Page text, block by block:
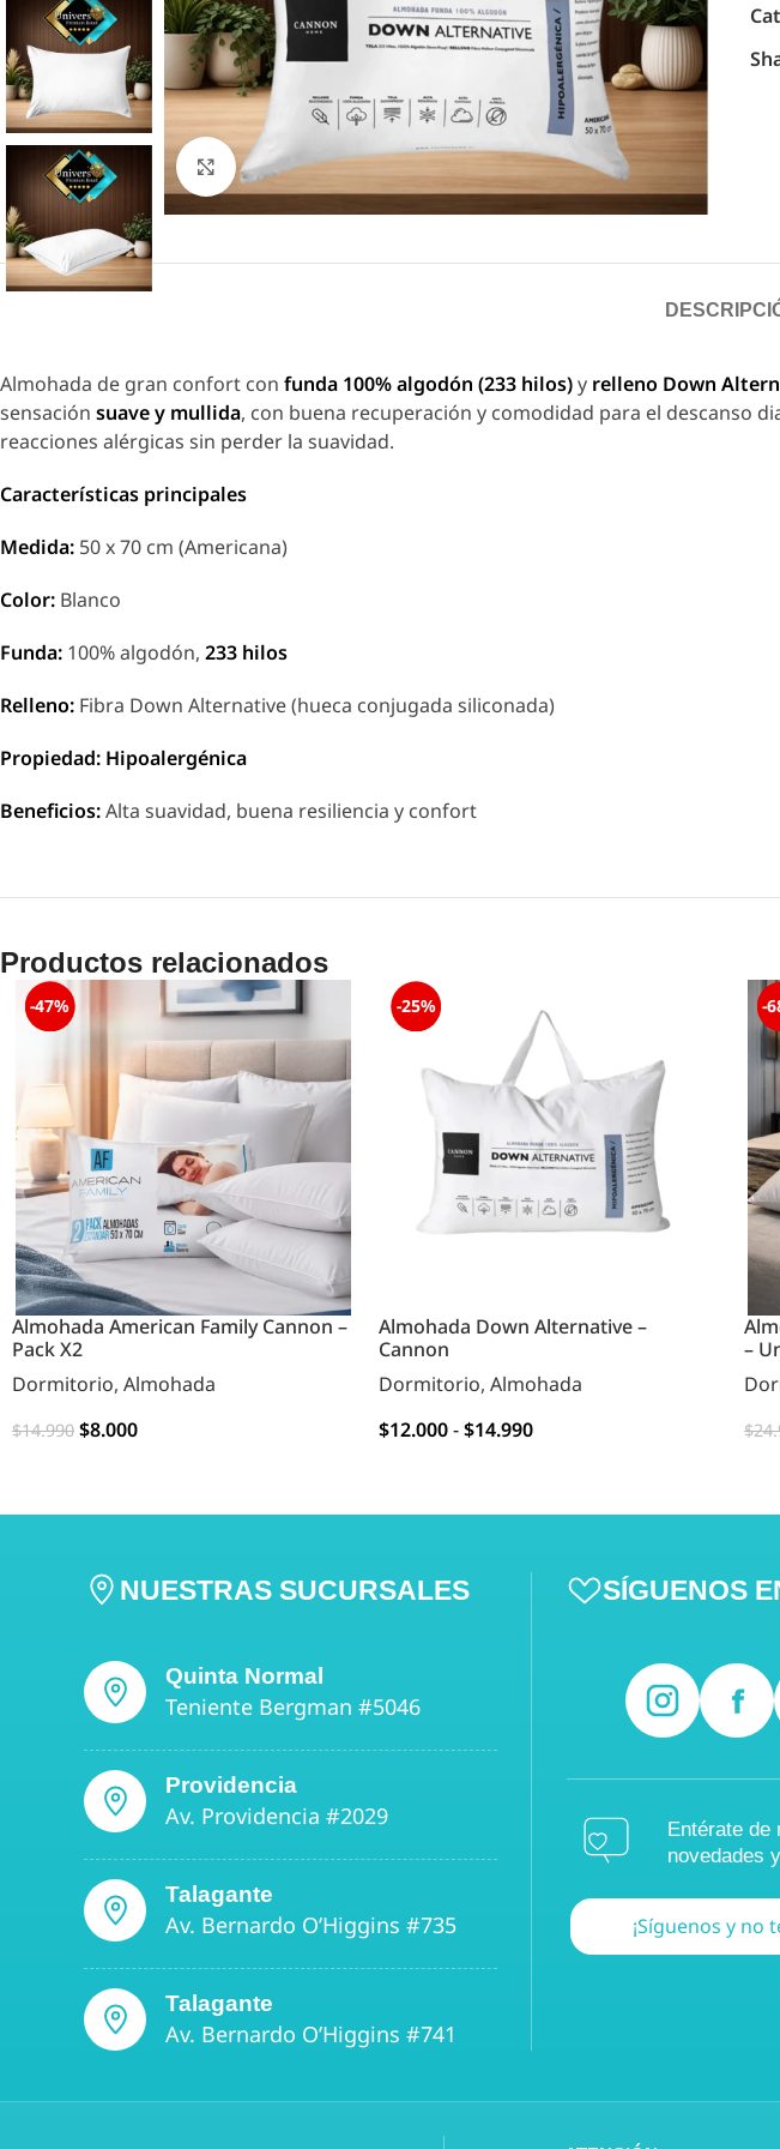
Click to enlarge
Almohada de gran confort con funda 100% algodón (233 hilos)y relleno Down
sensación suave y mullida, con buena recuperación y comodidad para el descanso
reacciones alérgicas sin perder la suavidad.
Características principales
Medida: 50 x 70 cm (Americana)
Color: Blanco
Funda: 100% algodón, 233 hilos
Relleno: Fibra Down Alternative (hueca conjugada siliconada)
Propiedad: Hipoalergénica
Beneficios:Alta suavidad, buena resiliencia y confort
Productos relacionados
-47%
Almohada American Family Cannon –
Pack X2
Dormitorio, Almohada
$14.990 $8.000
-25%
Almohada Down Alternative –
Cannon
Dormitorio, Almohada
$12.000 - $14.990
-
–
$
NUESTRAS SUCURSALES
Quinta Normal
Teniente Bergman #5046
Providencia
Av. Providencia #2029
Talagante
Av. Bernardo O’Higgins #735
Talagante
Av. Bernardo O’Higgins #741
SÍGUENOS
Entérate de
novedades
¡Síguenos y no